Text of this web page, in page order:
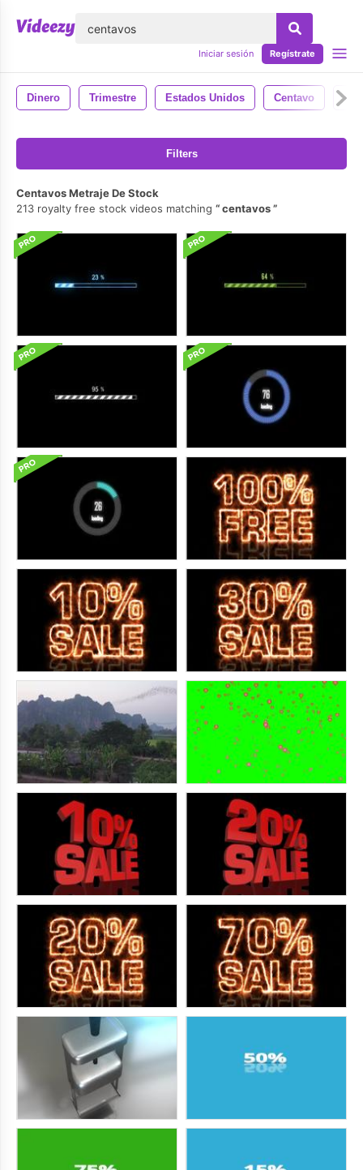
Iniciar sesión Regístrate
Dinero Trimestre Estados Unidos Centavo
Filters
Centavos Metraje De Stock
213 royalty free stock videos matching
centavos